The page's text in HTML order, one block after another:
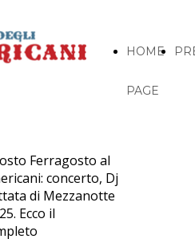
HOME
PAGE